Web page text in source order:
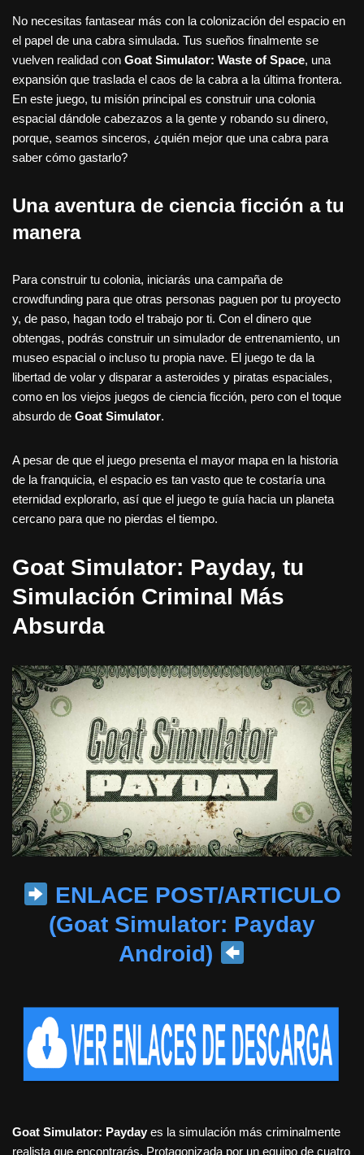
No necesitas fantasear más con la colonización del espacio en
el papel de una cabra simulada. Tus sueños finalmente se
vuelven realidad con Goat Simulator: Waste of Space, una
expansión que traslada el caos de la cabra a la última frontera.
En este juego, tu misión principal es construir una colonia
espacial dándole cabezazos a la gente y robando su dinero,
porque, seamos sinceros, ¿quién mejor que una cabra para
saber cómo gastarlo?
Una aventura de ciencia ficción a tu
manera
Para construir tu colonia, iniciarás una campaña de
crowdfunding para que otras personas paguen por tu proyecto
y, de paso, hagan todo el trabajo por ti. Con el dinero que
obtengas, podrás construir un simulador de entrenamiento, un
museo espacial o incluso tu propia nave. El juego te da la
libertad de volar y disparar a asteroides y piratas espaciales,
como en los viejos juegos de ciencia ficción, pero con el toque
absurdo de Goat Simulator.
A pesar de que el juego presenta el mayor mapa en la historia
de la franquicia, el espacio es tan vasto que te costaría una
eternidad explorarlo, así que el juego te guía hacia un planeta
cercano para que no pierdas el tiempo.
Goat Simulator: Payday, tu
Simulación Criminal Más
Absurda
ENLACE POST/ARTICULO
(Goat Simulator: Payday
Android)
Goat Simulator: Payday es la simulación más criminalmente
realista que encontrarás. Protagonizada por un equipo de cuatro